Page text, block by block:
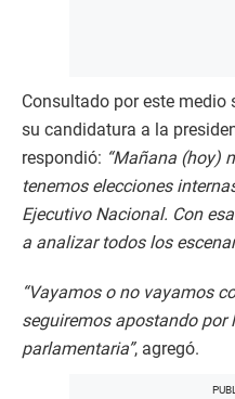
Consultado por este
su candidatura a la
respondió: “Mañana (hoy)
tenemos elecciones
Ejecutivo Nacional. Con
a analizar todos los
“Vayamos o no vayamos
seguiremos apostando por
parlamentaria”, agregó.